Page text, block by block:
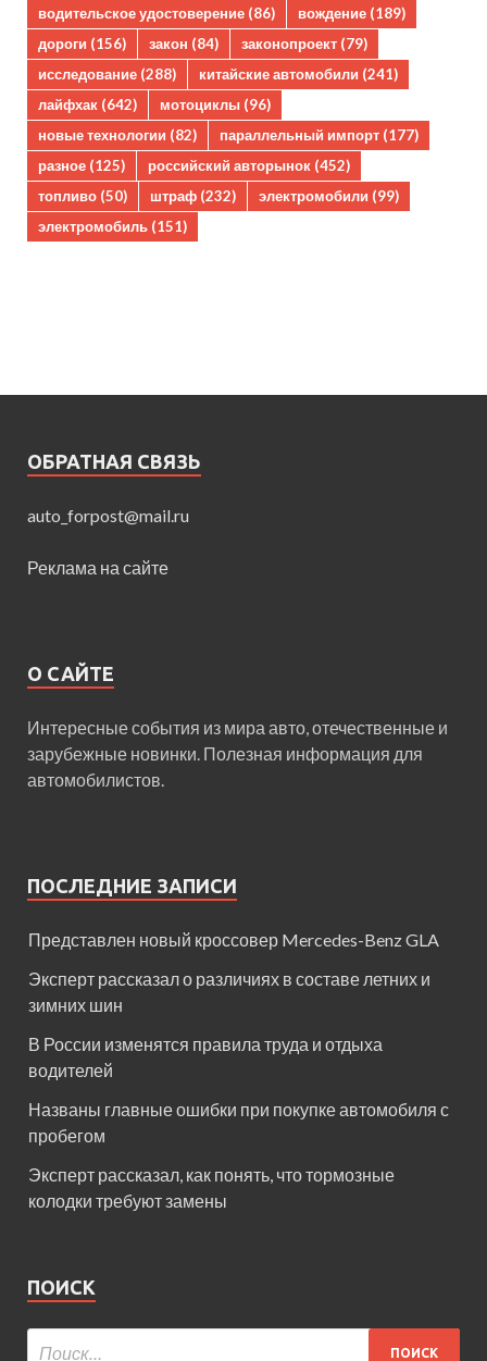
водительское удостоверение (86) вождение (189)
дороги (156) закон (84) законопроект (79)
исследование (288) китайские автомобили (241)
лайфхак (642) мотоциклы (96)
новые технологии (82) параллельный импорт (177)
разное (125) российский авторынок (452)
топливо (50) штраф (232) электромобили (99)
электромобиль (151)
ОБРАТНАЯ СВЯЗЬ
auto_forpost@mail.ru
Реклама на сайте
О САЙТЕ
Интересные события из мира авто, отечественные и
зарубежные новинки. Полезная информация для
автомобилистов.
ПОСЛЕДНИЕ ЗАПИСИ
Представлен новый кроссовер Mercedes-Benz GLA
Эксперт рассказал о различиях в составе летних и
зимних шин
В России изменятся правила труда и отдыха
водителей
Названы главные ошибки при покупке автомобиля с
пробегом
Эксперт рассказал, как понять, что тормозные
колодки требуют замены
ПОИСК